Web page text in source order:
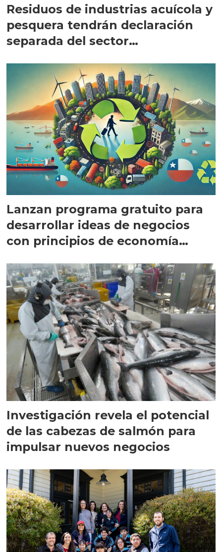
Residuos de industrias acuícola y
pesquera tendrán declaración
separada del sector
Lanzan programa gratuito para
desarrollar ideas de negocios
con principios de economía
Investigación revela el potencial
de las cabezas de salmón para
impulsar nuevos negocios